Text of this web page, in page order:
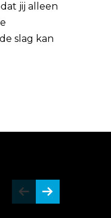
jij alleen
slag kan